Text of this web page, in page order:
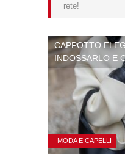
rete!
MODA E CAPELLI
CAPPOTTO
INDOSSARLO E